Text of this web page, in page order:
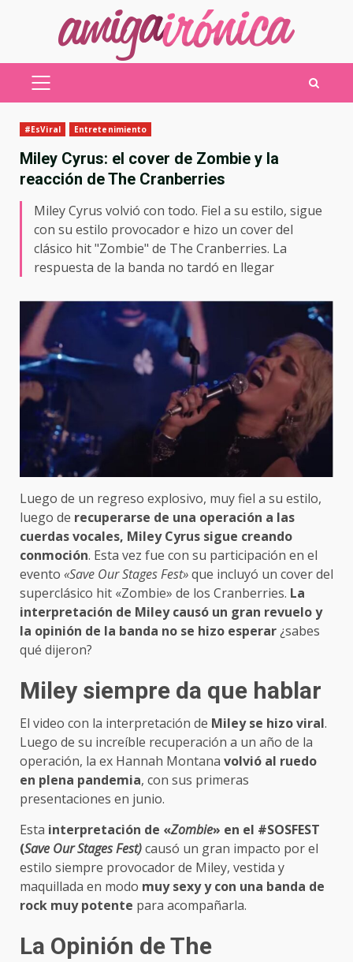
MENÚ
#EsViral Entretenimiento
Miley Cyrus: el cover de Zombie y la
reacción de The Cranberries
Miley Cyrus volvió con todo. Fiel a su estilo, sigue
con su estilo provocador e hizo un cover del
clásico hit "Zombie" de The Cranberries. La
respuesta de la banda no tardó en llegar
Luego de un regreso explosivo, muy fiel a su estilo,
luego de recuperarse de una operación a las
cuerdas vocales, Miley Cyrus sigue creando
conmoción. Esta vez fue con su participación en el
evento «Save Our Stages Fest»que incluyó un cover del
superclásico hit «Zombie» de los Cranberries. La
interpretación de Miley causó un gran revuelo y
la opinión de la banda no se hizo esperar¿sabes
qué dijeron?
Miley siempre da que hablar
El video con la interpretación de Miley se hizo viral.
Luego de su increíble recuperación a un año de la
operación, la ex Hannah Montana volvió al ruedo
en plena pandemia, con sus primeras
presentaciones en junio.
Esta interpretación de «Zombie» en el #SOSFEST
(Save Our Stages Fest)causó un gran impacto por el
estilo siempre provocador de Miley, vestida y
maquillada en modo muy sexy y con una banda de
rock muy potente para acompañarla.
La Opinión de The